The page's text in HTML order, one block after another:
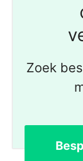
Zoek